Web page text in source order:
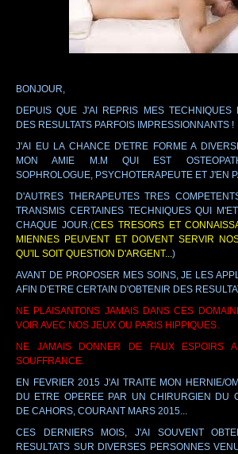
BONJOUR,
DEPUIS QUE J'AI REPRIS MES TECHNIQUES
DES RESULTATS PARFOIS IMPRESSIONNANTS !
J'AI EU LA CHANCE D'ETRE FORME A
MON AMIE M.M QUI EST
SOPHROLOGUE, PSYCHOTERAPEUTE ET J'EN
D'AUTRES THERAPEUTES TRES
TRANSMIS CERTAINES TECHNIQUES QUI
CHAQUE JOUR.(CES TRESORS ET
MIENNES PEUVENT ET DOIVENT SERVIR
QU'IL SOIT QUESTION D'ARGENT...)
AVANT DE PROPOSER MES SOINS, JE LES
AFIN D'ETRE CERTAIN D'OBTENIR DES
NE PLAISANTONS JAMAIS DANS CES
VOIR AVEC NOS JEUX OU PARIS HIPPIQUES.
NE JAMAIS DONNER DE FAUX ESPOIRS
SOUFFRANCE.
EN FEVRIER 2015 J'AI TRAITE MON HERNIE/
DU ETRE OPEREE PAR UN CHIRURGIEN DU
DE CAHORS, COURANT MARS 2015...
CES DERNIERS MOIS, J'AI SOUVENT
RESULTATS SUR DIVERSES PERSONNES